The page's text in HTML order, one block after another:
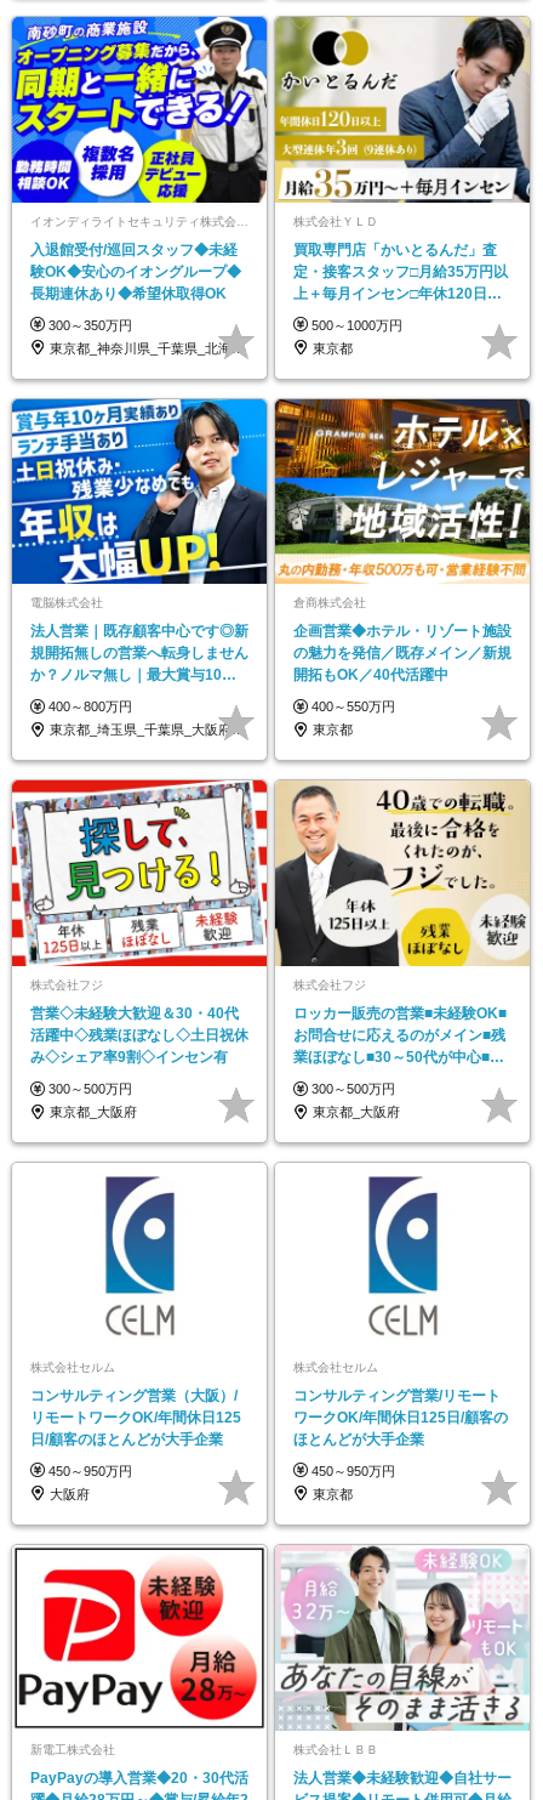
イオンディライトセキュリティ株式会社（イオングループ）
入退館受付/巡回スタッフ◆未経
験OK◆安心のイオングループ◆
長期連休あり◆希望休取得OK
300～350万円
東京都_神奈川県_千葉県_北海道_福島県…
株式会社ＹＬＤ
買取専⾨店「かいとるんだ」査
定・接客スタッフ□⽉給35万円以
上＋毎⽉インセン□年休120日以
上□土日休み
500～1000万円
東京都
電脳株式会社
法人営業｜既存顧客中心です◎新
規開拓無しの営業へ転身しません
か？ノルマ無し｜最大賞与10ヶ
月分の実績あり
400～800万円
東京都_埼玉県_千葉県_大阪府_宮城県_…
倉商株式会社
企画営業◆ホテル・リゾート施設
の魅力を発信／既存メイン／新規
開拓もOK／40代活躍中
400～550万円
東京都
株式会社フジ
営業◇未経験大歓迎＆30・40代
活躍中◇残業ほぼなし◇土日祝休
み◇シェア率9割◇インセン有
300～500万円
東京都_大阪府
株式会社フジ
ロッカー販売の営業■未経験OK■
お問合せに応えるのがメイン■残
業ほぼなし■30～50代が中心■イ
ンセン有
300～500万円
東京都_大阪府
株式会社セルム
コンサルティング営業（大阪）/
リモートワークOK/年間休日125
日/顧客のほとんどが大手企業
450～950万円
大阪府
株式会社セルム
コンサルティング営業/リモート
ワークOK/年間休日125日/顧客の
ほとんどが大手企業
450～950万円
東京都
新電工株式会社
PayPayの導入営業◆20・30代活
株式会社ＬＢＢ
法人営業◆未経験歓迎◆自社サー